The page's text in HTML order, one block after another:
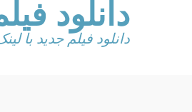
دانلود
دانلود فیلم جدید با